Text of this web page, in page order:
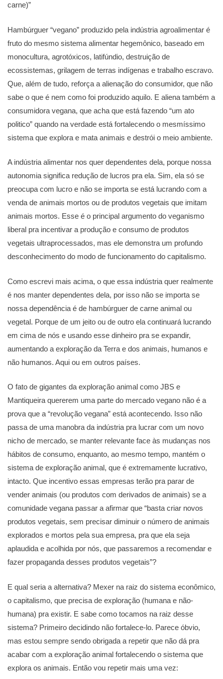
carne)”
Hambúrguer “vegano” produzido pela indústria agroalimentar é
fruto do mesmo sistema alimentar hegemônico, baseado em
monocultura, agrotóxicos, latifúndio, destruição de
ecossistemas, grilagem de terras indígenas e trabalho escravo.
Que, além de tudo, reforça a alienação do consumidor, que não
sabe o que é nem como foi produzido aquilo. E aliena também a
consumidora vegana, que acha que está fazendo “um ato
politico” quando na verdade está fortalecendo o mesmíssimo
sistema que explora e mata animais e destrói o meio ambiente.
A indústria alimentar nos quer dependentes dela, porque nossa
autonomia significa redução de lucros pra ela. Sim, ela só se
preocupa com lucro e não se importa se está lucrando com a
venda de animais mortos ou de produtos vegetais que imitam
animais mortos. Esse é o principal argumento do veganismo
liberal pra incentivar a produção e consumo de produtos
vegetais ultraprocessados, mas ele demonstra um profundo
desconhecimento do modo de funcionamento do capitalismo.
Como escrevi mais acima, o que essa indústria quer realmente
é nos manter dependentes dela, por isso não se importa se
nossa dependência é de hambúrguer de carne animal ou
vegetal. Porque de um jeito ou de outro ela continuará lucrando
em cima de nós e usando esse dinheiro pra se expandir,
aumentando a exploração da Terra e dos animais, humanos e
não humanos. Aqui ou em outros países.
O fato de gigantes da exploração animal como JBS e
Mantiqueira quererem uma parte do mercado vegano não é a
prova que a “revolução vegana” está acontecendo. Isso não
passa de uma manobra da indústria pra lucrar com um novo
nicho de mercado, se manter relevante face às mudanças nos
hábitos de consumo, enquanto, ao mesmo tempo, mantém o
sistema de exploração animal, que é extremamente lucrativo,
intacto. Que incentivo essas empresas terão pra parar de
vender animais (ou produtos com derivados de animais) se a
comunidade vegana passar a afirmar que “basta criar novos
produtos vegetais, sem precisar diminuir o número de animais
explorados e mortos pela sua empresa, pra que ela seja
aplaudida e acolhida por nós, que passaremos a recomendar e
fazer propaganda desses produtos vegetais”?
E qual seria a alternativa? Mexer na raiz do sistema econômico,
o capitalismo, que precisa de exploração (humana e não-
humana) pra existir. E sabe como tocamos na raiz desse
sistema? Primeiro decidindo não fortalece-lo. Parece óbvio,
mas estou sempre sendo obrigada a repetir que não dá pra
acabar com a exploração animal fortalecendo o sistema que
explora os animais. Então vou repetir mais uma vez: